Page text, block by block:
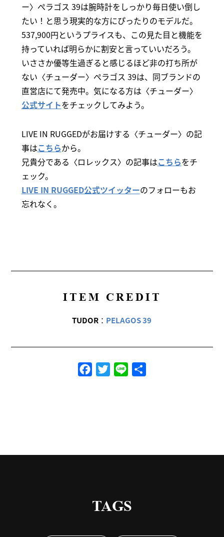
ー〉ぺラゴス 39は腕時計をしっかり毎日使い倒し
たい！と思う現実的な方にぴったりのモデルだ。
537,900円というプライスも、この見た目と機能を
持っていれば明らかに割安と言っていいだろう。
いささか優等生過ぎると感じるほど非の打ち所が
ない〈チューダー〉ぺラゴス 39は、同ブランドの
直営店にて発売中。気になる方は〈チューダー〉
公式サイトをチェックしてみよう。
LIVE IN RUGGEDがお届けする〈チューダー〉の記
事はこちらから。
兄貴分である〈ロレックス〉の記事はこちらをチ
ェック。
LIVE IN RUGGED公式ツイッターのフォローもお
忘れなく。
ITEM CREDIT
TUDOR ： PELAGOS 39
FacebookTwitterLine
TAGS